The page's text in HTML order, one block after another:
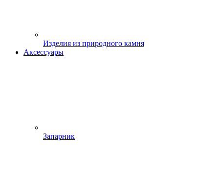
Изделия из природного камня
Аксессуары
Запарник